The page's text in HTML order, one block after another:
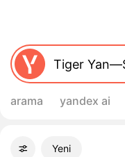
arama yandex ai
FiltrelerYeni